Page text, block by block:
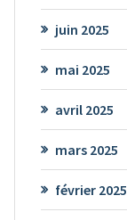
juin 2025
mai 2025
avril 2025
mars 2025
février 2025